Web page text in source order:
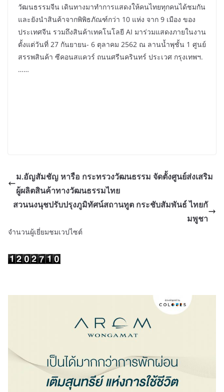
วัฒนธรรมจีน เดินทางมาทำการแสดงให้คนไทยทุกคนได้ชมกัน
และยังนำสินค้าจากพิพิธภัณฑ์กว่า 10 แห่ง จาก 9 เมือง ของ
ประเทศจีน รวมถึงสินค้าเทคโนโลยี AI มาร่วมแสดงภายในงาน
ตั้งแต่วันที่ 27 กันยายน- 6 ตุลาคม 2562 ณ ลานน้ำพุชั้น 1 ศูนย์
สรรพสินค้า ซีคอนสแควร์ ถนนศรีนครินทร์ ประเวศ กรุงเทพฯ.
……
ม.อัญสัมชัญ หารือ กระทรวงวัฒนธรรม จัดตั้งศูนย์ส่งเสริม
ผู้ผลิตสินค้าทางวัฒนธรรมไทย
สวนนงนุชปรับปรุงภูมิทัศน์สถานทูต กระชับสัมพันธ์ ไทยกั
มพูชา
จำนวนผู้เยี่ยมชมเวปไซต์